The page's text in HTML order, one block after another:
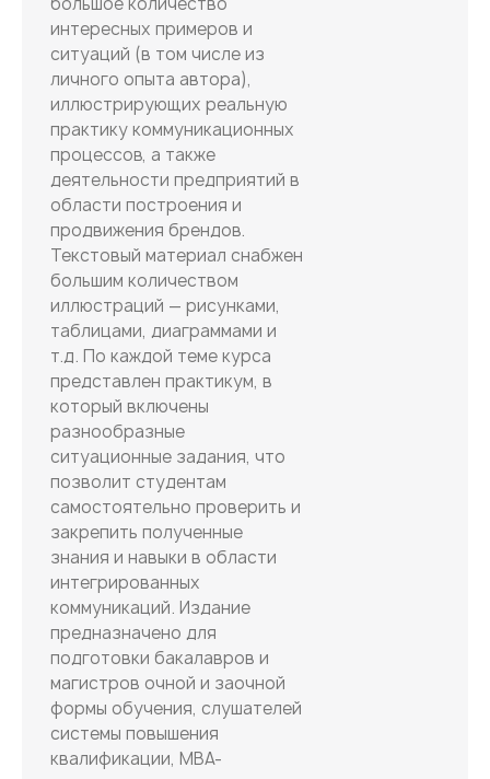
интересных примеров и
ситуаций (в том числе из
личного опыта автора),
иллюстрирующих реальную
практику коммуникационных
процессов, а также
деятельности предприятий в
области построения и
продвижения брендов.
Текстовый материал снабжен
большим количеством
иллюстраций — рисунками,
таблицами, диаграммами и
т.д. По каждой теме курса
представлен практикум, в
который включены
разнообразные
ситуационные задания, что
позволит студентам
самостоятельно проверить и
закрепить полученные
знания и навыки в области
интегрированных
коммуникаций. Издание
предназначено для
подготовки бакалавров и
магистров очной и заочной
формы обучения, слушателей
системы повышения
квалификации, MBA-